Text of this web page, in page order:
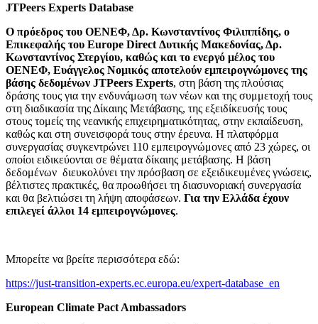
JTPeers Experts Database
O πρόεδρος του ΟΕΝΕΦ,Δρ. Κωνσταντίνος Φιλιππίδης, ο
Επικεφαλής του Europe Direct Δυτικής Μακεδονίας, Δρ.
Κωνσταντίνος Στεργίου, καθώς και το ενεργό μέλος του
ΟΕΝΕΦ, Ευάγγελος Νομικός αποτελούν εμπειρογνώμονες της
βάσης δεδομένων JTPeers Experts, στη βάση της πλούσιας
δράσης τους για την ενδυνάμωση των νέων και της συμμετοχή τους
στη διαδικασία της Δίκαιης Μετάβασης, της εξειδίκευσής τους
στους τομείς της νεανικής επιχειρηματικότητας, στην εκπαίδευση,
καθώς και στη συνεισφορά τους στην έρευνα. Η πλατφόρμα
συνεργασίας συγκεντρώνει 110 εμπειρογνώμονες από 23 χώρες, οι
οποίοι ειδικεύονται σε θέματα δίκαιης μετάβασης. Η βάση
δεδομένων διευκολύνει την πρόσβαση σε εξειδικευμένες γνώσεις,
βέλτιστες πρακτικές, θα προωθήσει τη διασυνοριακή συνεργασία
και θα βελτιώσει τη λήψη αποφάσεων. Για την Ελλάδα έχουν
επιλεγεί άλλοι 14 εμπειρογνώμονες.
Μπορείτε να βρείτε περισσότερα εδώ:
https://just-transition-experts.ec.europa.eu/expert-database_en
European Climate Pact Ambassadors